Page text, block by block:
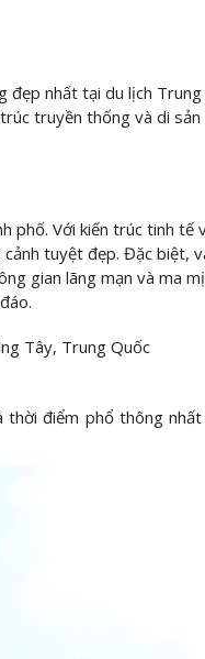
đẹp nhất tại du lịch Trung
truyền thống và di sản
phố. Với kiến trúc tinh tế
tuyệt đẹp. Đặc biệt,
gian lãng mạn và ma
Tây, Trung Quốc
thời điểm phổ thông